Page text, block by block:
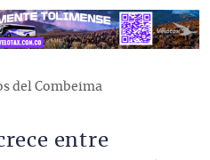
del Combeima
entre